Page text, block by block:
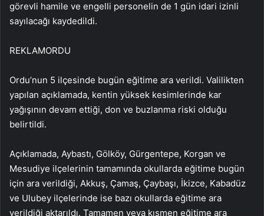
görevli hamile ve engelli personelin de 1 gün idari izinli
sayılacağı kaydedildi.
REKLAMORDU
Ordu’nun 5 ilçesinde bugün eğitime ara verildi. Valilikten
yapılan açıklamada, kentin yüksek kesimlerinde kar
yağışının devam ettiği, don ve buzlanma riski olduğu
belirtildi.
Açıklamada, Aybastı, Gölköy, Gürgentepe, Korgan ve
Mesudiye ilçelerinin tamamında okullarda eğitime bugün
için ara verildiği, Akkuş, Çamaş, Çaybaşı, İkizce, Kabadüz
ve Ulubey ilçelerinde ise bazı okullarda eğitime ara
verildiği aktarıldı. Tamamen veya kısmen eğitime ara